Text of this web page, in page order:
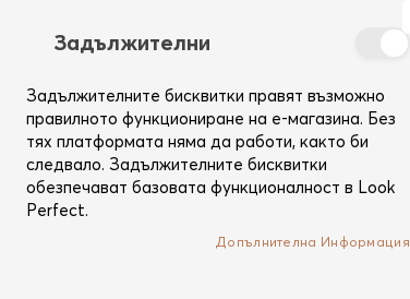
Вход
Задължителни
Задължителните бисквитки правят възможно
правилното функциониране на е-магазина. Без
тях платформата няма да работи, както би
следвало. Задължителните бисквитки
обезпечават базовата функционалност в Look
Perfect.
Допълнителна Информация